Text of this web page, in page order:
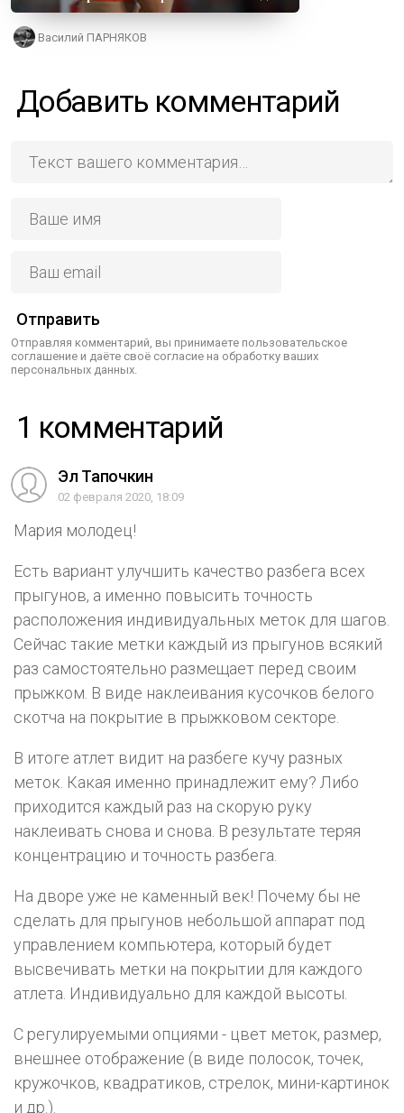
Василий ПАРНЯКОВ
Добавить комментарий
Отправить
Отправляя комментарий, вы принимаете пользовательское
соглашение и даёте своё согласие на обработку ваших
персональных данных.
1 комментарий
Эл Тапочкин
02 февраля 2020, 18:09
Мария молодец!
Есть вариант улучшить качество разбега всех
прыгунов, а именно повысить точность
расположения индивидуальных меток для шагов.
Сейчас такие метки каждый из прыгунов всякий
раз самостоятельно размещает перед своим
прыжком. В виде наклеивания кусочков белого
скотча на покрытие в прыжковом секторе.
В итоге атлет видит на разбеге кучу разных
меток. Какая именно принадлежит ему? Либо
приходится каждый раз на скорую руку
наклеивать снова и снова. В результате теряя
концентрацию и точность разбега.
На дворе уже не каменный век! Почему бы не
сделать для прыгунов небольшой аппарат под
управлением компьютера, который будет
высвечивать метки на покрытии для каждого
атлета. Индивидуально для каждой высоты.
С регулируемыми опциями - цвет меток, размер,
внешнее отображение (в виде полосок, точек,
кружочков, квадратиков, стрелок, мини-картинок
и др.).